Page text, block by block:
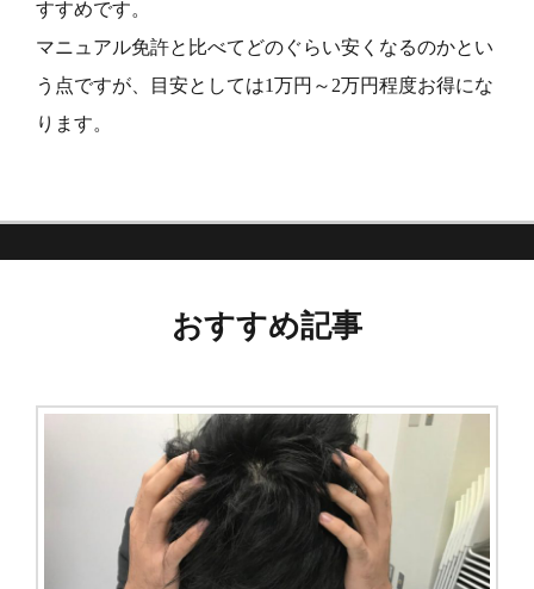
すすめです。
マニュアル免許と比べてどのぐらい安くなるのかとい
う点ですが、目安としては1万円～2万円程度お得にな
ります。
おすすめ記事